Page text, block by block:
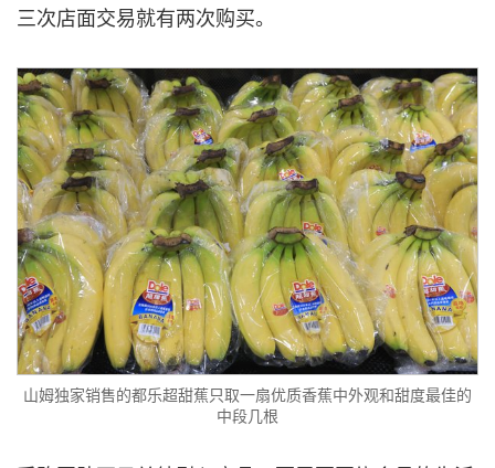
三次店面交易就有两次购买。
山姆独家销售的都乐超甜蕉只取一扇优质香蕉中外观和甜度最佳的
中段几根